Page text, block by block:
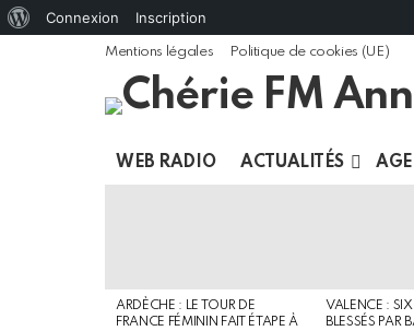
Mentions légales Politique de cookies (UE)
WEB RADIO ACTUALITÉS
ARDÈCHE : LE TOUR DE
FRANCE FÉMININ FAIT ÉTAPE À
VALENCE :
BLESSÉS PAR
Connexion Inscription